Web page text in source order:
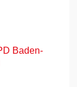
Baden-